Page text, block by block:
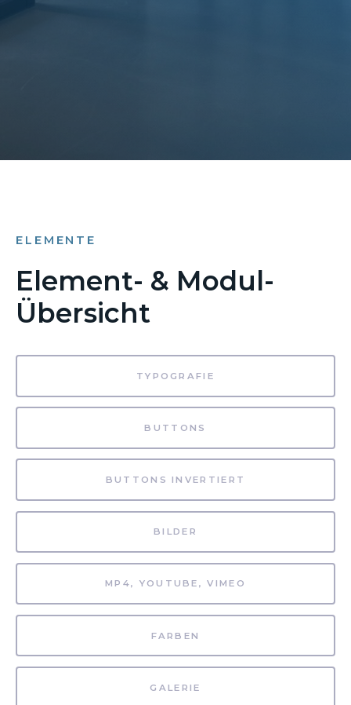
ELEMENTE
Element- & Modul-
Übersicht
TYPOGRAFIE
BUTTONS
BUTTONS INVERTIERT
BILDER
MP4, YOUTUBE, VIMEO
FARBEN
GALERIE